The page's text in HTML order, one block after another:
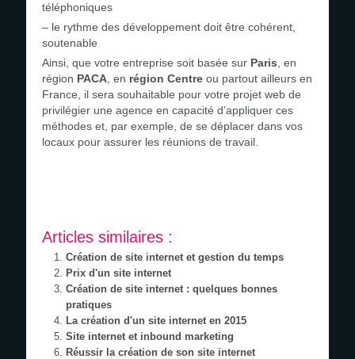
téléphoniques
– le rythme des développement doit être cohérent,
soutenable
Ainsi, que votre entreprise soit basée sur Paris , en
région PACA , en région Centre ou partout ailleurs en
France, il sera souhaitable pour votre projet web de
privilégier une agence en capacité d’appliquer ces
méthodes et, par exemple, de se déplacer dans vos
locaux pour assurer les réunions de travail.
Articles similaires :
Création de site internet et gestion du temps
Prix d'un site internet
Création de site internet : quelques bonnes
pratiques
La création d'un site internet en 2015
Site internet et inbound marketing
Réussir la création de son site internet